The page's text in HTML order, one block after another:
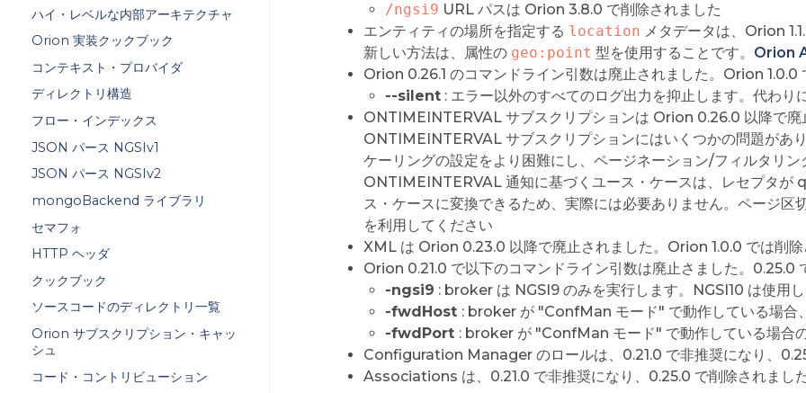
ハイ・レベルな内部アーキテクチャ
Orion 実装クックブック
コンテキスト・プロバイダ
ディレクトリ構造
フロー・インデックス
JSON パース NGSIv1
JSON パース NGSIv2
mongoBackend ライブラリ
セマフォ
HTTP ヘッダ
クックブック
ソースコードのディレクトリ一覧
Orion サブスクリプション・キャッ
シュ
コード・コントリビューション
/ngsi9 URL パスは Orion 3.8.0 で削除されました
エンティティの場所を指定する location メタデータは、Orion
新しい方法は、属性の geo:point 型を使用することです。 Orion
Orion 0.26.1 のコマンドライン引数は廃止されました。Orion 1.0.0
--silent: エラー以外のすべてのログ出力を抑止します。代わり
ONTIMEINTERVAL サブスクリプションは Orion 0.26.0 以降で
ONTIMEINTERVAL サブスクリプションにはいくつかの問題があ
ケーリングの設定をより困難にし、ページネーション/フィルタリ
ONTIMEINTERVAL 通知に基づくユース・ケースは、レセプタ
ス・ケースに変換できるため、実際には必要ありません。ページ
を利用してください
XML は Orion 0.23.0 以降で廃止されました。Orion 1.0.0 では削除
Orion 0.21.0 で以下のコマンドライン引数は廃止さました。0.25.0
-ngsi9 : broker は NGSI9 のみを実行します。NGSI10 は使用
-fwdHost : broker が "ConfMan モード" で動作している場
-fwdPort : broker が "ConfMan モード" で動作している場
Configuration Manager のロールは、0.21.0 で非推奨になり、
Associations は、0.21.0 で非推奨になり、0.25.0 で削除されまし